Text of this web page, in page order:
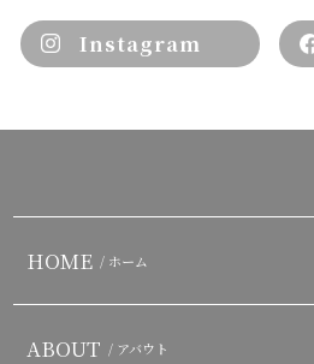
Instagram
HOME / ホーム
ABOUT / アバウト